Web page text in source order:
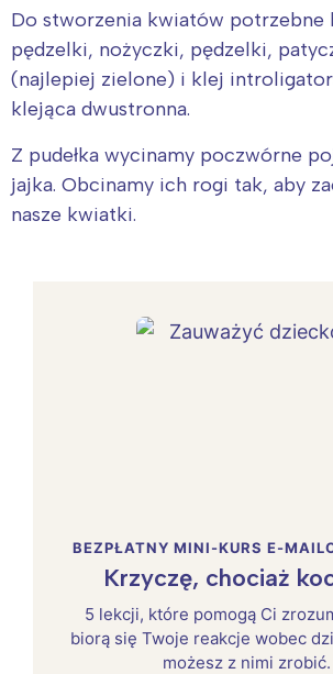
Do stworzenia kwiatów potrzebne
pędzelki, nożyczki, pędzelki,
(najlepiej zielone) i klej
klejąca dwustronna.
Z pudełka wycinamy poczwórne
jajka. Obcinamy ich rogi tak, aby
nasze kwiatki.
BEZPŁATNY MINI-KURS E-
Krzyczę, chociaż
5 lekcji, które pomogą Ci
biorą się Twoje reakcje wobec
możesz z nimi zrobić.